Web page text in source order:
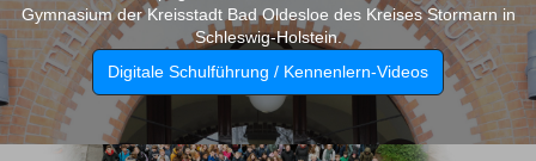
Gymnasium der Kreisstadt Bad Oldesloe des Kreises Stormarn in
Schleswig-Holstein.
Digitale Schulführung / Kennenlern-Videos